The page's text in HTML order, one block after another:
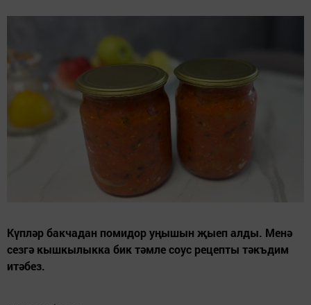
Күпләр бакчадан помидор уңышын җыеп алды. Менә
сезгә кышкылыкка бик тәмле соус рецепты тәкъдим
итәбез.